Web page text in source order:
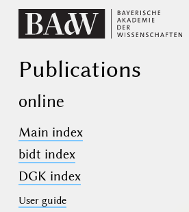
Publications
online
Main index
bidt index
DGK index
User guide